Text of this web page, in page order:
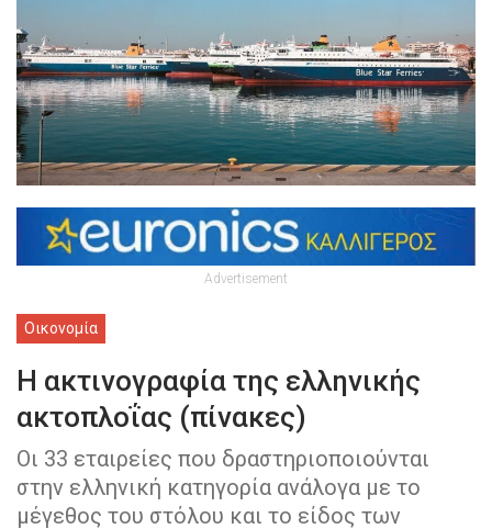
Advertisement
Οικονομία
Η ακτινογραφία της ελληνικής
ακτοπλοΐας (πίνακες)
Οι 33 εταιρείες που δραστηριοποιούνται
στην ελληνική κατηγορία ανάλογα με το
μέγεθος του στόλου και το είδος των